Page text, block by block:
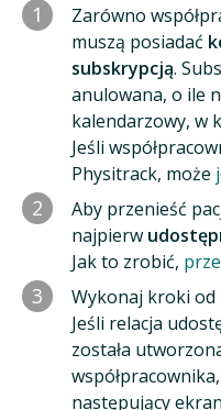
1
Zarówno
muszą posiadać
subskrypcją.
anulowana, o ile
kalendarzowy, w
Jeśli
Physitrack, może
2
Aby przenieść
najpierw
Jak to zrobić,
3
Wykonaj kroki od
Jeśli relacja
została
następujący